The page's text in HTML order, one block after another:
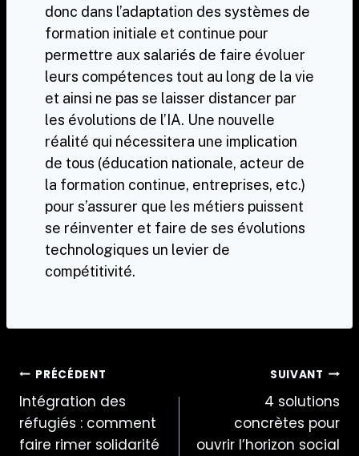
donc dans l’adaptation des systèmes de
formation initiale et continue pour
permettre aux salariés de faire évoluer
leurs compétences tout au long de la vie
et ainsi ne pas se laisser distancer par
les évolutions de l’IA. Une nouvelle
réalité qui nécessitera une implication
de tous (éducation nationale, acteur de
la formation continue, entreprises, etc.)
pour s’assurer que les métiers puissent
se réinventer et faire de ses évolutions
technologiques un levier de
compétitivité.
Navigation
de
l’article
PRÉCÉDENT
Intégration des
réfugiés : comment
faire rimer solidarité
SUIVANT
4 solutions
concrètes pour
ouvrir l’horizon social